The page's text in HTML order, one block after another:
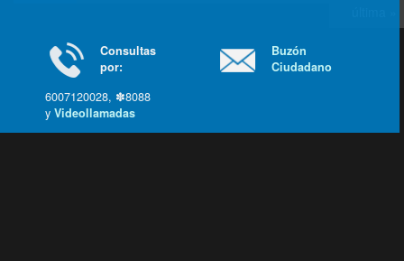
Consultas
por:
6007120028, ✽8088
yVideollamadas
Buzón
Ciudadano